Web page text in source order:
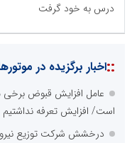
درس به خود گرفت
::اخبار برگزیده در
عامل افزایش قبوض برخی
است/ افزایش تعرفه نداشتیم
درخشش شرکت توزیع نیروی